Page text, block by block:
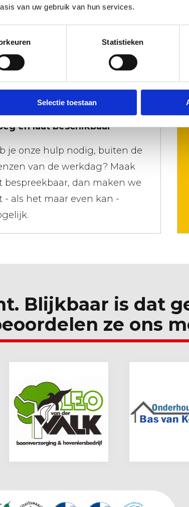
van uw gebruik van hun services.
Statistieken
Selectie toestaan
niet dat een afval container
lang blijft staan. Bel ons
voor je het door hebt is hij al
opgehaald; probeer dat eens
onze concurrenten.
en laat beschikbaar
je onze hulp nodig, buiten de
van de werkdag? Maak
bespreekbaar, dan maken we
- als het maar even kan -
Blijkbaar is dat
ze ons